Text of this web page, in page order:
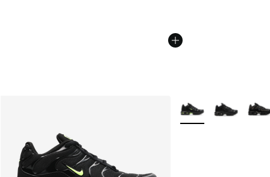
Plus de couleurs